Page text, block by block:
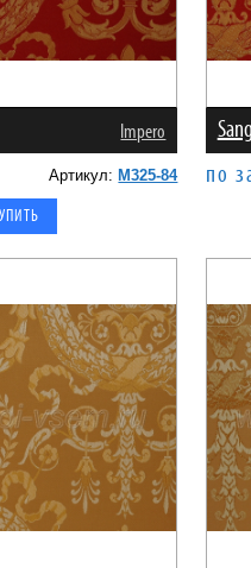
Impero
Артикул: M325-84 по